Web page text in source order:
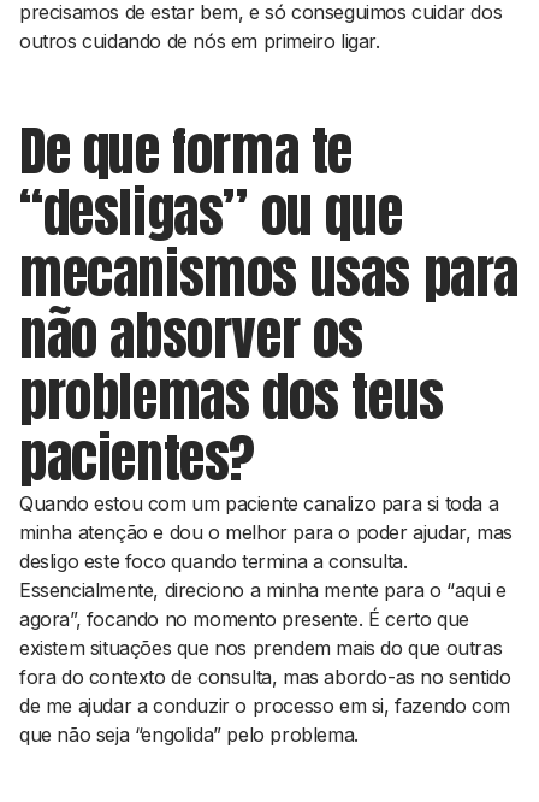
precisamos de estar bem, e só conseguimos cuidar dos
outros cuidando de nós em primeiro ligar.
De que forma te
“desligas” ou que
mecanismos usas para
não absorver os
problemas dos teus
pacientes?
Quando estou com um paciente canalizo para si toda a
minha atenção e dou o melhor para o poder ajudar, mas
desligo este foco quando termina a consulta.
Essencialmente, direciono a minha mente para o “aqui e
agora”, focando no momento presente. É certo que
existem situações que nos prendem mais do que outras
fora do contexto de consulta, mas abordo-as no sentido
de me ajudar a conduzir o processo em si, fazendo com
que não seja “engolida” pelo problema.